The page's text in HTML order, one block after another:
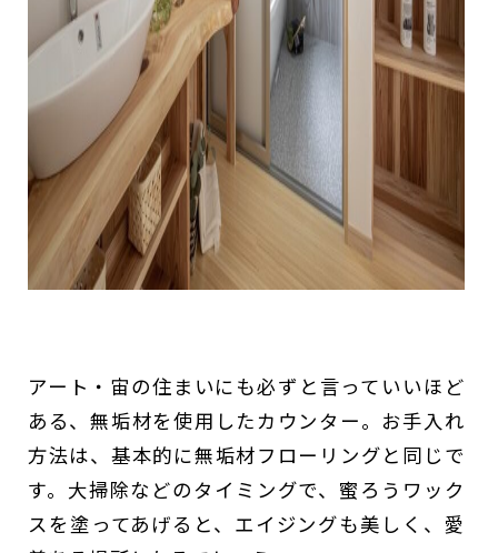
アート・宙の住まいにも必ずと言っていいほど
ある、無垢材を使用したカウンター。お手入れ
方法は、基本的に無垢材フローリングと同じで
す。大掃除などのタイミングで、蜜ろうワック
スを塗ってあげると、エイジングも美しく、愛